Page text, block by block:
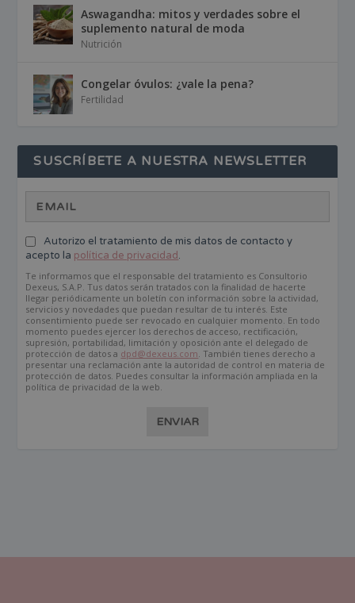
Aswagandha: mitos y verdades sobre el
suplemento natural de moda
Nutrición
Congelar óvulos: ¿vale la pena?
Fertilidad
SUSCRÍBETE A NUESTRA NEWSLETTER
Autorizo el tratamiento de mis datos de contacto y
acepto la política de privacidad.
Te informamos que el responsable del tratamiento es Consultorio
Dexeus, S.A.P. Tus datos serán tratados con la finalidad de hacerte
llegar periódicamente un boletín con información sobre la actividad,
servicios y novedades que puedan resultar de tu interés. Este
consentimiento puede ser revocado en cualquier momento. En todo
momento puedes ejercer los derechos de acceso, rectificación,
supresión, portabilidad, limitación y oposición ante el delegado de
protección de datos a dpd@dexeus.com. También tienes derecho a
presentar una reclamación ante la autoridad de control en materia de
protección de datos. Puedes consultar la información ampliada en la
política de privacidad de la web.
ENVIAR